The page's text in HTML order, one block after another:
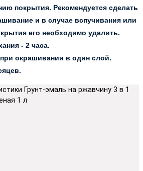
покрытия. Рекомендуется сделать
и в случае вспучивания или
его необходимо удалить.
- 2 часа.
окрашивании в один слой.
Грунт-эмаль на ржавчину 3 в 1
1 л